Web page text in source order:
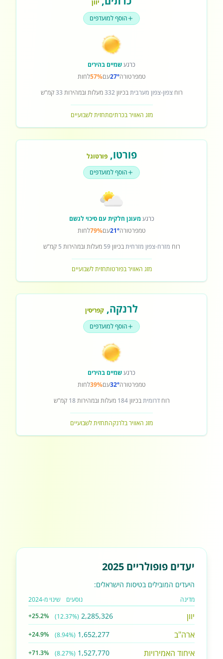
יוון
הוסף למועדפים
כרגעשמיים בהירים
טמפרטורה27°עם57%לחות
רוחצפון-צפון מערביתבכיוון332מעלות ובמהירות 33קמ"ש
מזג האוויר בכרתיםתחזית לשבועיים
פורטו,פורטוגל
הוסף למועדפים
כרגעמעונן חלקית עם סיכוי לגשם
טמפרטורה21°עם79%לחות
רוח מזרח-צפון מזרחיתבכיוון59 מעלות ובמהירות 5 קמ"ש
מזג האוויר בפורטותחזית לשבועיים
לרנקה, קפריסין
הוסף למועדפים
כרגעשמיים בהירים
טמפרטורה32°עם39%לחות
רוחדרומיתבכיוון184 מעלות ובמהירות18 קמ"ש
מזג האוויר בלרנקהתחזית לשבועיים
יעדים פופולריים 2025
היעדים המובילים בטיסות הישראלים:
מדינה נוסעים שינוי מ-2024
יוון 2,285,326
(12.37%)
+25.2%
ארה"ב 1,652,277
(8.94%)
+24.9%
איחוד האמירויות 1,527,770
(8.27%)
+71.3%